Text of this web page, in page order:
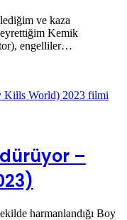
ve kaza
Kemik
engelliler…
–
harmanlandığı Boy